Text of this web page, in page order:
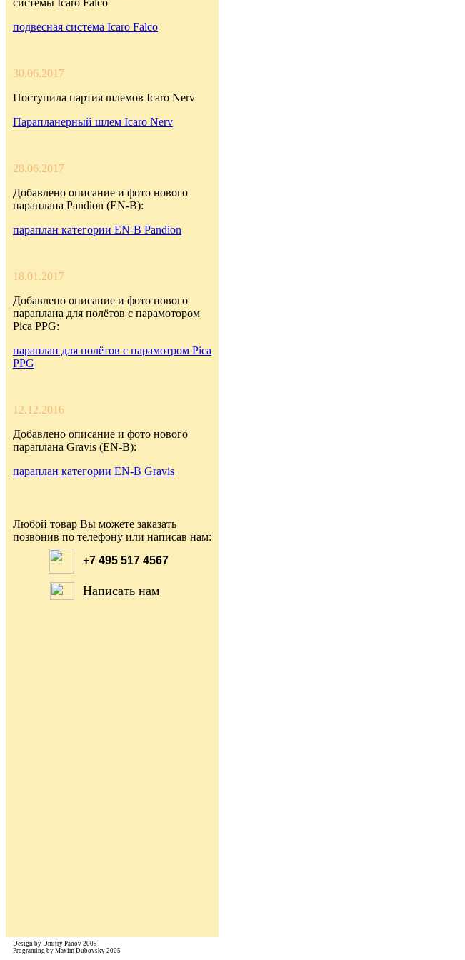
системы Icaro Falco
подвесная система Icaro Falco
30.06.2017
Поступила партия шлемов Icaro Nerv
Парапланерный шлем Icaro Nerv
28.06.2017
Добавлено описание и фото нового
параплана Pandion (EN-B):
параплан категории EN-B Pandion
18.01.2017
Добавлено описание и фото нового
параплана для полётов с парамотором
Pica PPG:
параплан для полётов с парамотром Pica
PPG
12.12.2016
Добавлено описание и фото нового
параплана Gravis (EN-B):
параплан категории EN-B Gravis
Любой товар Вы можете заказать
позвонив по телефону или написав нам:
+7 495 517 4567
Написать нам
Design by Dmitry Panov 2005
Programing by Maxim Dubovsky 2005